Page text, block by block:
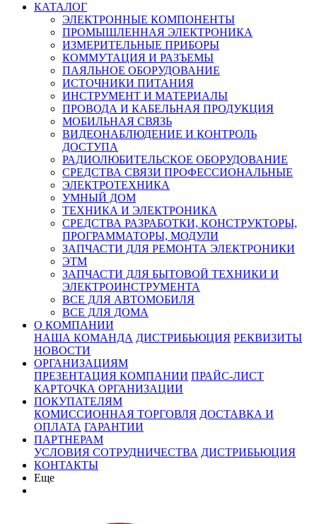
КАТАЛОГ
ЭЛЕКТРОННЫЕ КОМПОНЕНТЫ
ПРОМЫШЛЕННАЯ ЭЛЕКТРОНИКА
ИЗМЕРИТЕЛЬНЫЕ ПРИБОРЫ
КОММУТАЦИЯ И РАЗЪЕМЫ
ПАЯЛЬНОЕ ОБОРУДОВАНИЕ
ИСТОЧНИКИ ПИТАНИЯ
ИНСТРУМЕНТ И МАТЕРИАЛЫ
ПРОВОДА И КАБЕЛЬНАЯ ПРОДУКЦИЯ
МОБИЛЬНАЯ СВЯЗЬ
ВИДЕОНАБЛЮДЕНИЕ И КОНТРОЛЬ
ДОСТУПА
РАДИОЛЮБИТЕЛЬСКОЕ ОБОРУДОВАНИЕ
СРЕДСТВА СВЯЗИ ПРОФЕССИОНАЛЬНЫЕ
ЭЛЕКТРОТЕХНИКА
УМНЫЙ ДОМ
ТЕХНИКА И ЭЛЕКТРОНИКА
СРЕДСТВА РАЗРАБОТКИ, КОНСТРУКТОРЫ,
ПРОГРАММАТОРЫ, МОДУЛИ
ЗАПЧАСТИ ДЛЯ РЕМОНТА ЭЛЕКТРОНИКИ
ЭТМ
ЗАПЧАСТИ ДЛЯ БЫТОВОЙ ТЕХНИКИ И
ЭЛЕКТРОИНСТРУМЕНТА
ВСЕ ДЛЯ АВТОМОБИЛЯ
ВСЕ ДЛЯ ДОМА
О КОМПАНИИ
НАША КОМАНДА ДИСТРИБЬЮЦИЯ РЕКВИЗИТЫ
НОВОСТИ
ОРГАНИЗАЦИЯМ
ПРЕЗЕНТАЦИЯ КОМПАНИИ ПРАЙС-ЛИСТ
КАРТОЧКА ОРГАНИЗАЦИИ
ПОКУПАТЕЛЯМ
КОМИССИОННАЯ ТОРГОВЛЯ ДОСТАВКА И
ОПЛАТА ГАРАНТИИ
ПАРТНЕРАМ
УСЛОВИЯ СОТРУДНИЧЕСТВА ДИСТРИБЬЮЦИЯ
КОНТАКТЫ
Еще